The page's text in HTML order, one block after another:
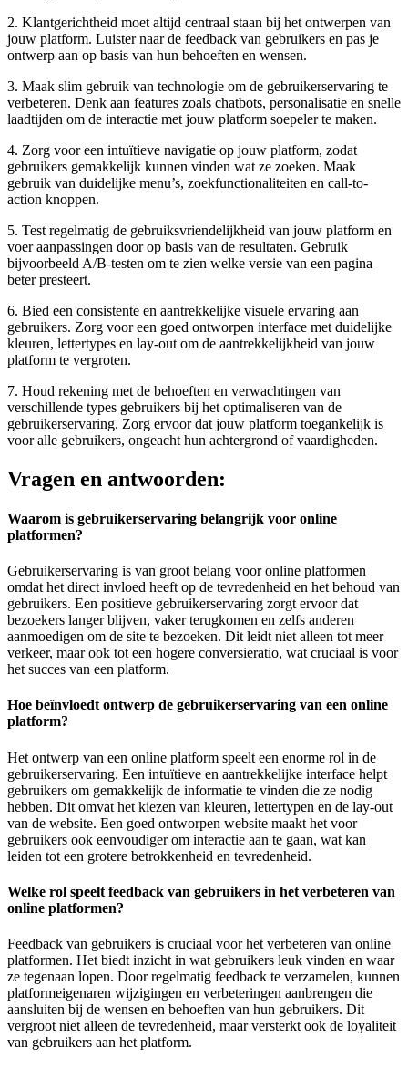
2. Klantgerichtheid moet altijd centraal staan bij het ontwerpen van
jouw platform. Luister naar de feedback van gebruikers en pas je
ontwerp aan op basis van hun behoeften en wensen.
3. Maak slim gebruik van technologie om de gebruikerservaring te
verbeteren. Denk aan features zoals chatbots, personalisatie en snelle
laadtijden om de interactie met jouw platform soepeler te maken.
4. Zorg voor een intuïtieve navigatie op jouw platform, zodat
gebruikers gemakkelijk kunnen vinden wat ze zoeken. Maak
gebruik van duidelijke menu’s, zoekfunctionaliteiten en call-to-
action knoppen.
5. Test regelmatig de gebruiksvriendelijkheid van jouw platform en
voer aanpassingen door op basis van de resultaten. Gebruik
bijvoorbeeld A/B-testen om te zien welke versie van een pagina
beter presteert.
6. Bied een consistente en aantrekkelijke visuele ervaring aan
gebruikers. Zorg voor een goed ontworpen interface met duidelijke
kleuren, lettertypes en lay-out om de aantrekkelijkheid van jouw
platform te vergroten.
7. Houd rekening met de behoeften en verwachtingen van
verschillende types gebruikers bij het optimaliseren van de
gebruikerservaring. Zorg ervoor dat jouw platform toegankelijk is
voor alle gebruikers, ongeacht hun achtergrond of vaardigheden.
Vragen en antwoorden:
Waarom is gebruikerservaring belangrijk voor online
platformen?
Gebruikerservaring is van groot belang voor online platformen
omdat het direct invloed heeft op de tevredenheid en het behoud van
gebruikers. Een positieve gebruikerservaring zorgt ervoor dat
bezoekers langer blijven, vaker terugkomen en zelfs anderen
aanmoedigen om de site te bezoeken. Dit leidt niet alleen tot meer
verkeer, maar ook tot een hogere conversieratio, wat cruciaal is voor
het succes van een platform.
Hoe beïnvloedt ontwerp de gebruikerservaring van een online
platform?
Het ontwerp van een online platform speelt een enorme rol in de
gebruikerservaring. Een intuïtieve en aantrekkelijke interface helpt
gebruikers om gemakkelijk de informatie te vinden die ze nodig
hebben. Dit omvat het kiezen van kleuren, lettertypen en de lay-out
van de website. Een goed ontworpen website maakt het voor
gebruikers ook eenvoudiger om interactie aan te gaan, wat kan
leiden tot een grotere betrokkenheid en tevredenheid.
Welke rol speelt feedback van gebruikers in het verbeteren van
online platformen?
Feedback van gebruikers is cruciaal voor het verbeteren van online
platformen. Het biedt inzicht in wat gebruikers leuk vinden en waar
ze tegenaan lopen. Door regelmatig feedback te verzamelen, kunnen
platformeigenaren wijzigingen en verbeteringen aanbrengen die
aansluiten bij de wensen en behoeften van hun gebruikers. Dit
vergroot niet alleen de tevredenheid, maar versterkt ook de loyaliteit
van gebruikers aan het platform.